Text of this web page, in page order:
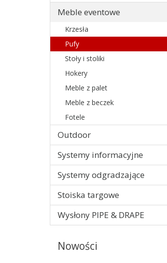
Meble eventowe
Krzesła
Pufy
Stoły i stoliki
Hokery
Meble z palet
Meble z beczek
Fotele
Outdoor
Systemy informacyjne
Systemy odgradzające
Stoiska targowe
Wysłony PIPE & DRAPE
Nowości